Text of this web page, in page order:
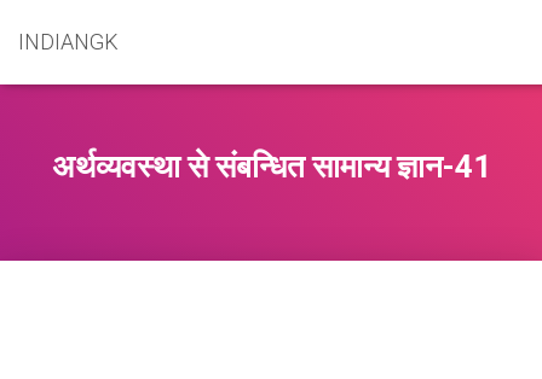
INDIANGK
अर्थव्यवस्था से संबन्धित सामान्य ज्ञान-41